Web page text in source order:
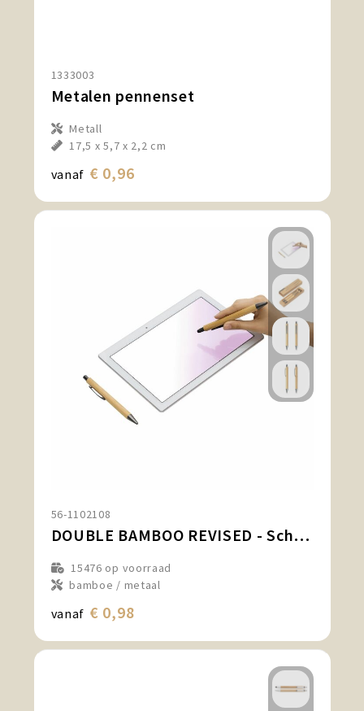
1333003
Metalen pennenset
Metall
17,5 x 5,7 x 2,2 cm
vanaf € 0,96
56-1102108
DOUBLE BAMBOO REVISED - Schrijfset
15476 op voorraad
bamboe / metaal
vanaf € 0,98